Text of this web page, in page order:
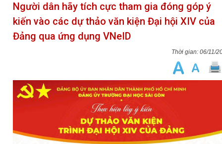
Người dân hãy tích cực tham gia đóng góp ý
kiến vào các dự thảo văn kiện Đại hội XIV của
Đảng qua ứng dụng VNeID
06/11/